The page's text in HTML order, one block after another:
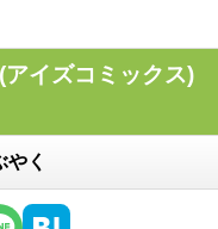
イズコミックス)
く